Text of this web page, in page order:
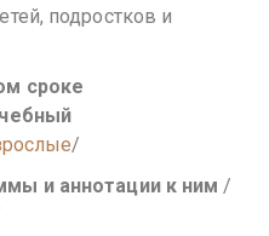
подростков и
сроке
/
и аннотации к ним /